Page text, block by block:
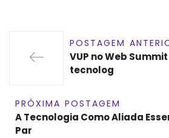
POSTAGEM
VUP no Web Summit
tecnolog
PRÓXIMA POSTAGEM
A Tecnologia Como Aliada
Par